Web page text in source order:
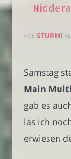
VON STURMI
Samstag
Main
gab es
las ich
erwiesen